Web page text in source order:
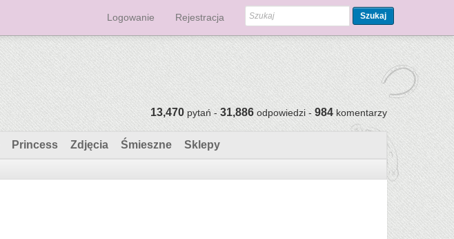
Logowanie Rejestracja Szukaj
13,470pytań -31,886odpowiedzi -984komentarzy
Princess Zdjęcia Śmieszne Sklepy